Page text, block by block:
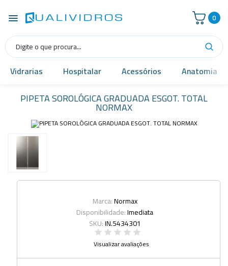
0
Vidrarias Hospitalar Acessórios Anatomia
PIPETA SOROLÓGICA GRADUADA ESGOT. TOTAL
NORMAX
Marca:Normax
Disponibilidade:Imediata
SKU:IN.5434301
Visualizar avaliações